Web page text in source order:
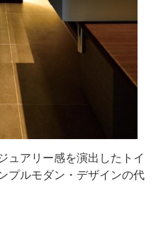
ュアリー感を演出したトイ
プルモダン・デザインの代